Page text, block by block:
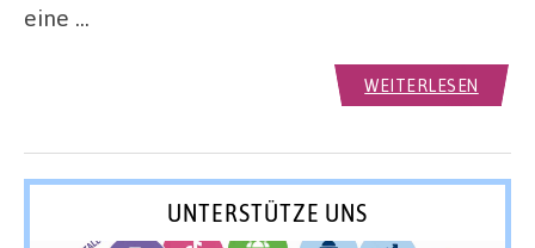
eine …
WEITERLESEN
UNTERSTÜTZE UNS